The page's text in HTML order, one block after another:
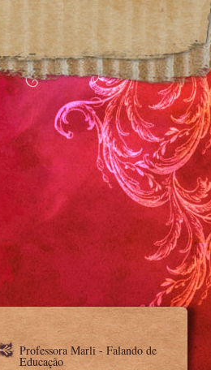
Professora Marli - Falando de
Educação